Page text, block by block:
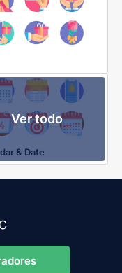
Ver todo
& Date